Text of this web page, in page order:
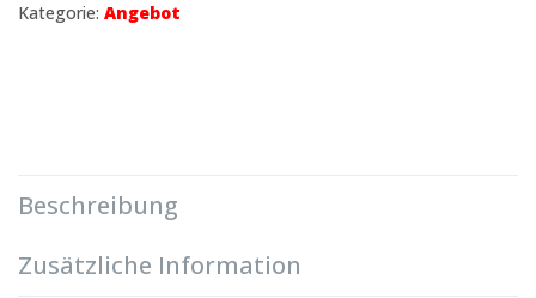
Kategorie: Angebot
Beschreibung
Zusätzliche Information